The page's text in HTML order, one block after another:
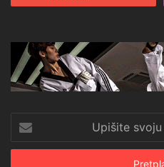
svoju
mail